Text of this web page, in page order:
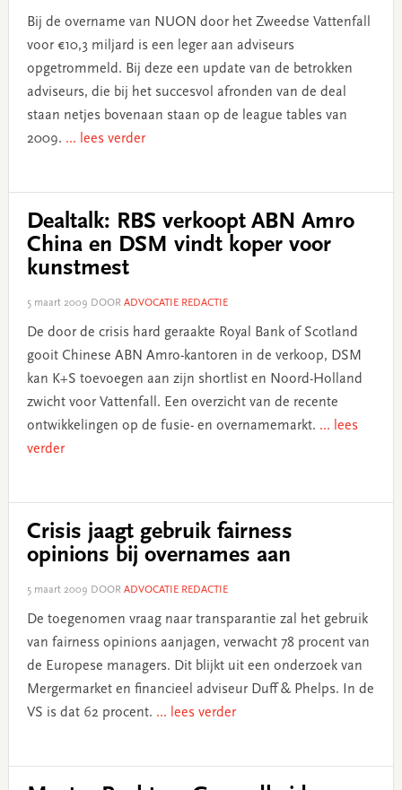
Bij de overname van NUON door het Zweedse Vattenfall
voor €10,3 miljard is een leger aan adviseurs
opgetrommeld. Bij deze een update van de betrokken
adviseurs, die bij het succesvol afronden van de deal
staan netjes bovenaan staan op de league tables van
2009. ... lees verder
Dealtalk: RBS verkoopt ABN Amro
China en DSM vindt koper voor
kunstmest
5 maart 2009 DOOR ADVOCATIE REDACTIE
De door de crisis hard geraakte Royal Bank of Scotland
gooit Chinese ABN Amro-kantoren in de verkoop, DSM
kan K+S toevoegen aan zijn shortlist en Noord-Holland
zwicht voor Vattenfall. Een overzicht van de recente
ontwikkelingen op de fusie- en overnamemarkt. ... lees
verder
Crisis jaagt gebruik fairness
opinions bij overnames aan
5 maart 2009 DOOR ADVOCATIE REDACTIE
De toegenomen vraag naar transparantie zal het gebruik
van fairness opinions aanjagen, verwacht 78 procent van
de Europese managers. Dit blijkt uit een onderzoek van
Mergermarket en financieel adviseur Duff & Phelps. In de
VS is dat 62 procent. ... lees verder